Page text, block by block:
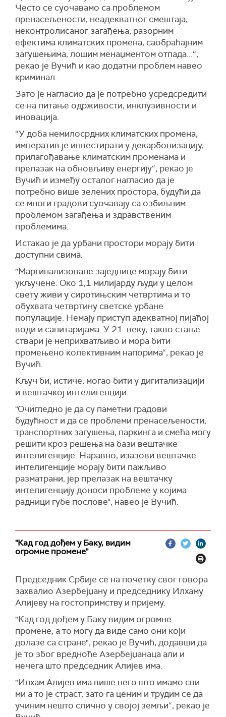
Често се суочавамо са проблемом
пренасељености, неадекватног смештаја,
неконтролисаног загађења, разорним
ефектима климатских промена, саобраћајним
загушењима, лошим менаџментом отпада...“,
рекао је Вучић и као додатни проблем навео
криминал.
Зато је нагласио да је потребно усредсредити
се на питање одрживости, инклузивности и
иновација.
“У доба немилосрдних климатских промена,
императив је инвестирати у декарбонизацију,
прилагођавање климатским променама и
прелазак на обновљиву енергију“, рекао је
Вучић и између осталог нагласио да је
потребно више зелених простора, будући да
се многи градови суочавају са озбиљним
проблемом загађења и здравственим
проблемима.
Истакао је да урбани простори морају бити
доступни свима.
"Маргинализоване заједнице морају бити
укључене. Око 1,1 милијарду људи у целом
свету живи у сиротињским четвртима и то
обухвата четвртину светске урбане
популације. Немају приступ адекватној пијаћој
води и санитаријама. У 21. веку, такво стање
ствари је неприхватљиво и мора бити
промењено колективним напорима“, рекао је
Вучић.
Кључ би, истиче, могао бити у дигитализацији
и вештачкој интелигенцији.
"Очигледно је да су паметни градови
будућност и да се проблеми пренасељености,
транспортних загушења, паркинга и смећа могу
решити кроз решења на бази вештачке
интелигенције. Наравно, изазови вештачке
интелигенције морају бити пажљиво
разматрани, јер прелазак на вештачку
интелигенцију доноси проблеме у којима
радници губе послове", навео је Вучић.
"Кад год дођем у Баку, видим
огромне промене"
Председник Србије се на почетку свог говора
захвалио Азербејџану и председнику Илхаму
Алијеву на гостопримству и пријему.
"Кад год дођем у Баку видим огромне
промене, а то могу да виде само они који
долазе са стране", рекао је Вучић, додавши да
је то због вредноће Азербејџанаца али и
нечега што председник Алијев има.
"Илхам Алијев има више него што имамо сви
ми а то је страст, зато га ценим и трудим се да
учиним нешто слично у својој земљи“, рекао је